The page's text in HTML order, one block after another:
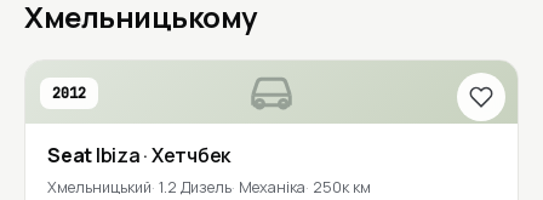
Хмельницькому
2012
SeatIbiza· Хетчбек
Хмельницький 1.2 Дизель Механіка 250к км